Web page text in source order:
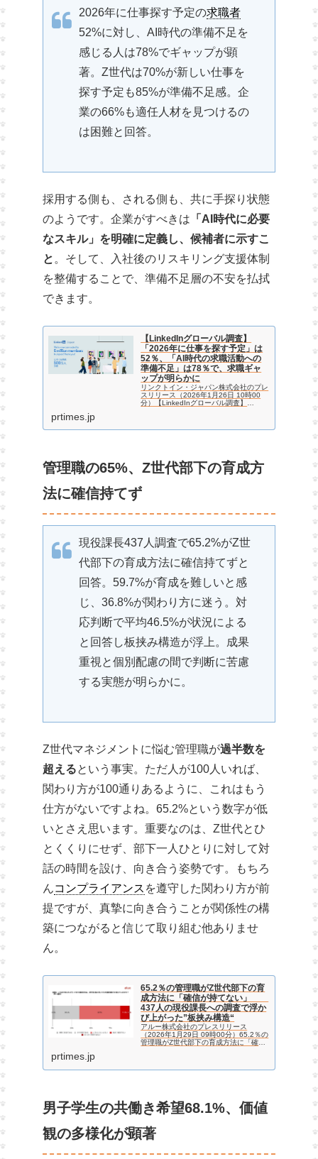
2026年に仕事探す予定の求職者
52%に対し、AI時代の準備不足を
感じる人は78%でギャップが顕
著。Z世代は70%が新しい仕事を
探す予定も85%が準備不足感。企
業の66%も適任人材を見つけるの
は困難と回答。
採用する側も、される側も、共に手探り状態
のようです。企業がすべきは 「AI時代に必要
なスキル」を明確に定義し、候補者に示すこ
と 。そして、入社後のリスキリング支援体制
を整備することで、準備不足層の不安を払拭
できます。
【LinkedInグローバル調査】
「2026年に仕事を探す予定」は
52％、「AI時代の求職活動への
準備不足」は78％で、求職ギャ
ップが明らかに
リンクトイン・ジャパン株式会社のプレ
スリリース（2026年1月26日 10時00
分）【LinkedInグローバル調査】
prtimes.jp
管理職の65%、Z世代部下の育成方
法に確信持てず
現役課長437人調査で65.2%がZ世
代部下の育成方法に確信持てずと
回答。59.7%が育成を難しいと感
じ、36.8%が関わり方に迷う。対
応判断で平均46.5%が状況による
と回答し板挟み構造が浮上。成果
重視と個別配慮の間で判断に苦慮
する実態が明らかに。
Z世代マネジメントに悩む管理職が過半数を
超えるという事実。ただ人が100人いれば、
関わり方が100通りあるように、これはもう
仕方がないですよね。65.2%という数字が低
いとさえ思います。重要なのは、Z世代とひ
とくくりにせず、部下一人ひとりに対して対
話の時間を設け、向き合う姿勢です。もちろ
んコンプライアンス を遵守した関わり方が前
提ですが、真摯に向き合うことが関係性の構
築につながると信じて取り組む他ありませ
ん。
65.2％の管理職がZ世代部下の育
成方法に「確信が持てない」
437人の現役課長への調査で浮か
び上がった”板挟み構造“
アルー株式会社のプレスリリース
（2026年1月29日 09時00分）65.2％の
管理職がZ世代部下の育成方法に「確信
prtimes.jp
男子学生の共働き希望68.1%、価値
観の多様化が顕著